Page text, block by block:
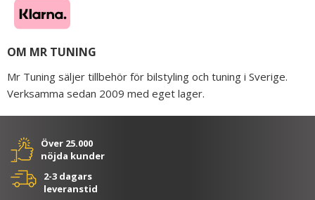
OM MR TUNING
Mr Tuning säljer tillbehör för bilstyling och tuning i Sverige.
Verksamma sedan 2009 med eget lager.
Över 25.000
nöjda kunder
2-3 dagars
leveranstid